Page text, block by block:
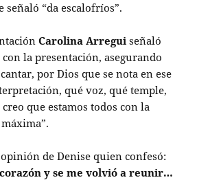
señaló “da escalofríos”.
Carolina Arregui señaló
la presentación, asegurando
por Dios que se nota en ese
qué voz, qué temple,
que estamos todos con la
de Denise quien confesó:
y se me volvió a reunir…